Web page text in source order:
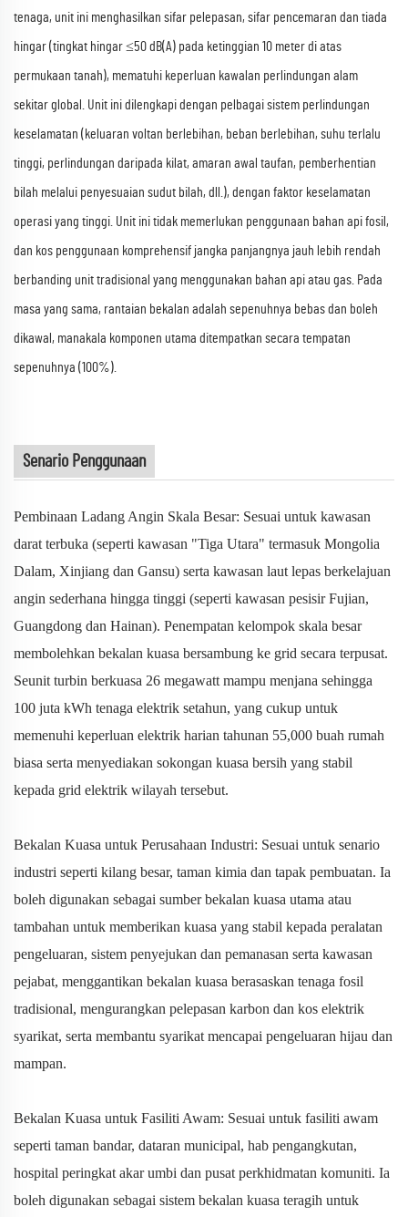
tenaga, unit ini menghasilkan sifar pelepasan, sifar pencemaran dan tiada
hingar (tingkat hingar ≤50 dB(A) pada ketinggian 10 meter di atas
permukaan tanah), mematuhi keperluan kawalan perlindungan alam
sekitar global. Unit ini dilengkapi dengan pelbagai sistem perlindungan
keselamatan (keluaran voltan berlebihan, beban berlebihan, suhu terlalu
tinggi, perlindungan daripada kilat, amaran awal taufan, pemberhentian
bilah melalui penyesuaian sudut bilah, dll.), dengan faktor keselamatan
operasi yang tinggi. Unit ini tidak memerlukan penggunaan bahan api fosil,
dan kos penggunaan komprehensif jangka panjangnya jauh lebih rendah
berbanding unit tradisional yang menggunakan bahan api atau gas. Pada
masa yang sama, rantaian bekalan adalah sepenuhnya bebas dan boleh
dikawal, manakala komponen utama ditempatkan secara tempatan
sepenuhnya (100%).
Senario Penggunaan
Pembinaan Ladang Angin Skala Besar: Sesuai untuk kawasan
darat terbuka (seperti kawasan "Tiga Utara" termasuk Mongolia
Dalam, Xinjiang dan Gansu) serta kawasan laut lepas berkelajuan
angin sederhana hingga tinggi (seperti kawasan pesisir Fujian,
Guangdong dan Hainan). Penempatan kelompok skala besar
membolehkan bekalan kuasa bersambung ke grid secara terpusat.
Seunit turbin berkuasa 26 megawatt mampu menjana sehingga
100 juta kWh tenaga elektrik setahun, yang cukup untuk
memenuhi keperluan elektrik harian tahunan 55,000 buah rumah
biasa serta menyediakan sokongan kuasa bersih yang stabil
kepada grid elektrik wilayah tersebut.
Bekalan Kuasa untuk Perusahaan Industri: Sesuai untuk senario
industri seperti kilang besar, taman kimia dan tapak pembuatan. Ia
boleh digunakan sebagai sumber bekalan kuasa utama atau
tambahan untuk memberikan kuasa yang stabil kepada peralatan
pengeluaran, sistem penyejukan dan pemanasan serta kawasan
pejabat, menggantikan bekalan kuasa berasaskan tenaga fosil
tradisional, mengurangkan pelepasan karbon dan kos elektrik
syarikat, serta membantu syarikat mencapai pengeluaran hijau dan
mampan.
Bekalan Kuasa untuk Fasiliti Awam: Sesuai untuk fasiliti awam
seperti taman bandar, dataran municipal, hab pengangkutan,
hospital peringkat akar umbi dan pusat perkhidmatan komuniti. Ia
boleh digunakan sebagai sistem bekalan kuasa teragih untuk